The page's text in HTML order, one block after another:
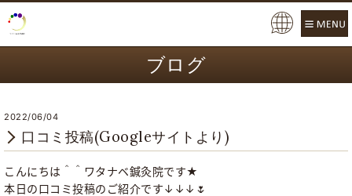
ブログ
2022/06/04
口コミ投稿(Googleサイトより)
こんにちは＾＾ワタナベ鍼灸院です★
本日の口コミ投稿のご紹介です↓↓↓🌷